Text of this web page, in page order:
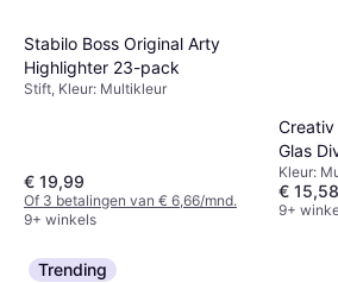
Stabilo Boss Original Arty
Highlighter 23-pack
Stift, Kleur: Multikleur
€ 19,99
Of 3 betalingen van € 6,66/mnd.
9+ winkels
Glas
2kg
Kleur:
€ 15,58
9+
Trending